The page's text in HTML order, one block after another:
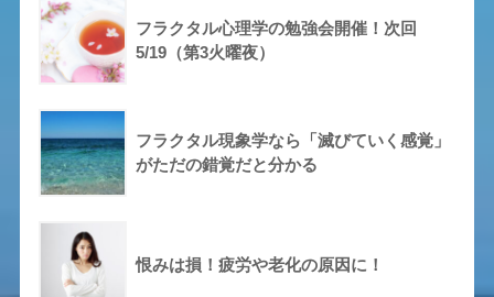
フラクタル心理学の勉強会開催！次回
5/19（第3火曜夜）
フラクタル現象学なら「滅びていく感覚」
がただの錯覚だと分かる
恨みは損！疲労や老化の原因に！